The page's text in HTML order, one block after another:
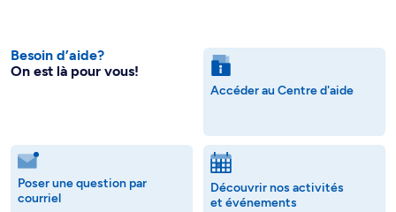
Besoin d’aide?
On est là pour vous!
Accéder au Centre d'aide
Poser une question par
courriel
Découvrir nos activités
et événements